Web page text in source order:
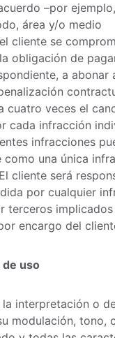
–por
área y/o medio
cliente se
obligación de
a abonar
cuatro veces el
cada infracción
infracciones
como una única
cliente será
por cualquier
terceros implicados
encargo del
uso
la interpretación o
modulación, tono,